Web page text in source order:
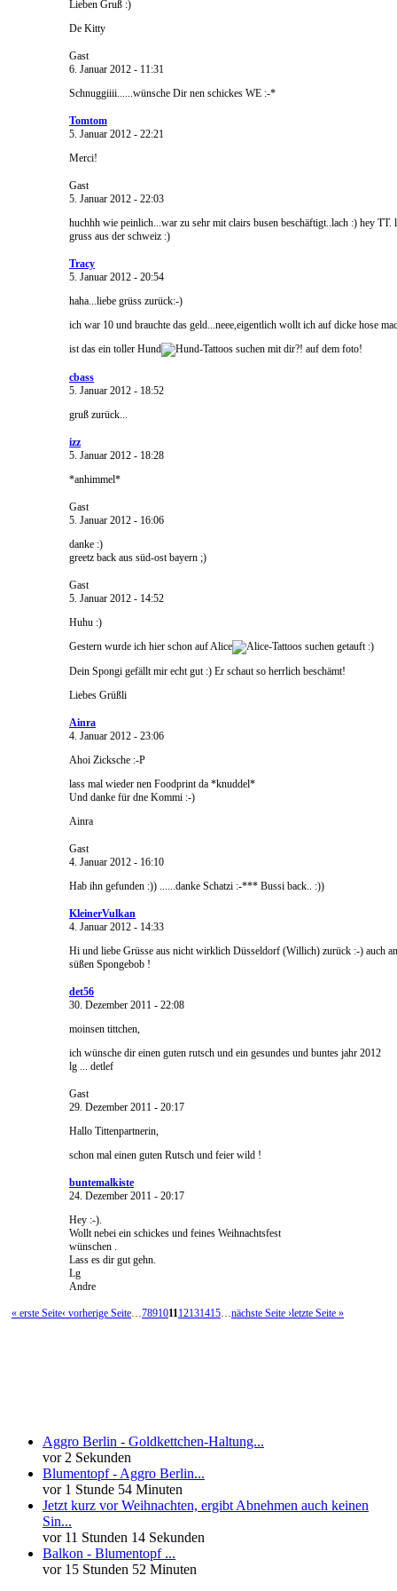
Lieben Gruß :)
De Kitty
Gast
6. Januar 2012 - 11:31
Schnuggiiii......wünsche Dir nen schickes WE :-*
Tomtom
5. Januar 2012 - 22:21
Merci!
Gast
5. Januar 2012 - 22:03
huchhh wie peinlich...war zu sehr mit clairs busen beschäftigt..lach :) hey TT.
gruss aus der schweiz :)
Tracy
5. Januar 2012 - 20:54
haha...liebe grüss zurück:-)
ich war 10 und brauchte das geld...neee,eigentlich wollt ich auf dicke hose
ist das ein toller Hund
mit dir?! auf dem foto!
cbass
5. Januar 2012 - 18:52
gruß zurück...
izz
5. Januar 2012 - 18:28
*anhimmel*
Gast
5. Januar 2012 - 16:06
danke :)
greetz back aus süd-ost bayern ;)
Gast
5. Januar 2012 - 14:52
Huhu :)
Gestern wurde ich hier schon auf Alice
getauft :)
Dein Spongi gefällt mir echt gut :) Er schaut so herrlich beschämt!
Liebes Grüßli
Ainra
4. Januar 2012 - 23:06
Ahoi Zicksche :-P
lass mal wieder nen Foodprint da *knuddel*
Und danke für dne Kommi :-)
Ainra
Gast
4. Januar 2012 - 16:10
Hab ihn gefunden :)) ......danke Schatzi :-*** Bussi back.. :))
KleinerVulkan
4. Januar 2012 - 14:33
Hi und liebe Grüsse aus nicht wirklich Düsseldorf (Willich) zurück :-) auch
süßen Spongebob !
det56
30. Dezember 2011 - 22:08
moinsen tittchen,
ich wünsche dir einen guten rutsch und ein gesundes und buntes jahr 2012
lg ... detlef
Gast
29. Dezember 2011 - 20:17
Hallo Tittenpartnerin,
schon mal einen guten Rutsch und feier wild !
buntemalkiste
24. Dezember 2011 - 20:17
Hey :-).
Wollt nebei ein schickes und feines Weihnachtsfest
wünschen .
Lass es dir gut gehn.
Lg
Andre
« erste Seite‹ vorherige Seite…789101112131415…nächste Seite ›letzte Seite »
Aggro Berlin - Goldkettchen-Haltung...
vor 2 Sekunden
Blumentopf - Aggro Berlin...
vor 1 Stunde 54 Minuten
Jetzt kurz vor Weihnachten, ergibt Abnehmen auch keinen
Sin...
vor 11 Stunden 14 Sekunden
Balkon - Blumentopf ...
vor 15 Stunden 52 Minuten